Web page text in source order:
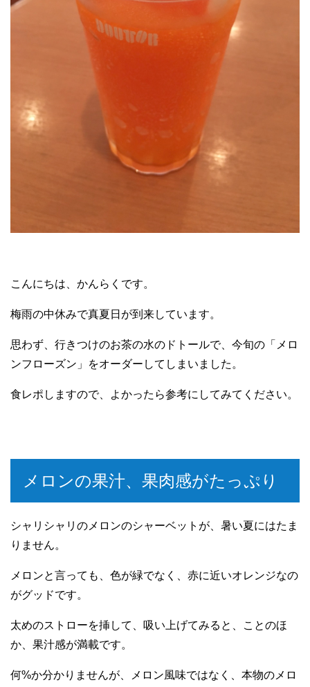
こんにちは、かんらくです。
梅雨の中休みで真夏日が到来しています。
思わず、行きつけのお茶の水のドトールで、今旬の「メロ
ンフローズン」をオーダーしてしまいました。
食レポしますので、よかったら参考にしてみてください。
メロンの果汁、果肉感がたっぷり
シャリシャリのメロンのシャーベットが、暑い夏にはたま
りません。
メロンと言っても、色が緑でなく、赤に近いオレンジなの
がグッドです。
太めのストローを挿して、吸い上げてみると、ことのほ
か、果汁感が満載です。
何%か分かりませんが、メロン風味ではなく、本物のメロ